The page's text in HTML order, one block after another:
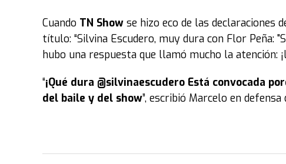
Cuando TN Show se hizo eco de las declaraciones
título: “Silvina Escudero, muy dura con Flor Peña:
hubo una respuesta que llamó mucho la atención:
“¡Qué dura @silvinaescudero Está convocada
del baile y del show”, escribió Marcelo en defensa